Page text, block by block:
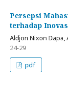
Persepsi
terhadap
Aldjon Nixon Dapa,
24-29
pdf